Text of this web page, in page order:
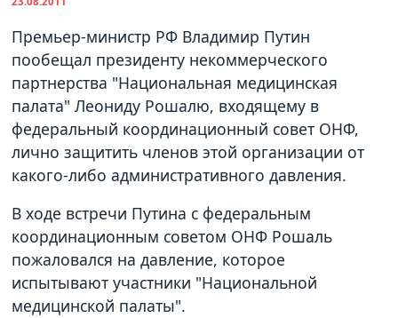
Премьер-министр РФ Владимир Путин
пообещал президенту некоммерческого
партнерства "Национальная медицинская
палата" Леониду Рошалю, входящему в
федеральный координационный совет ОНФ,
лично защитить членов этой организации от
какого-либо административного давления.
В ходе встречи Путина с федеральным
координационным советом ОНФ Рошаль
пожаловался на давление, которое
испытывают участники "Национальной
медицинской палаты".